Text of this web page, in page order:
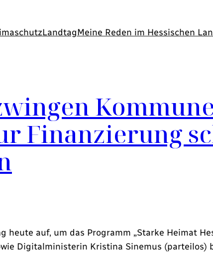
LandtagMeine Reden im Hessischen
Finanzierung
auf, um das Programm „Starke Heimat
Digitalministerin Kristina Sinemus (parteilos)